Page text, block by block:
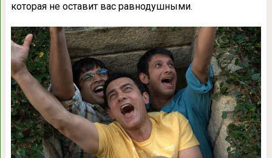
которая не оставит вас равнодушными.